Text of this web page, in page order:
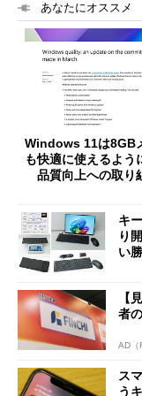
あなたにオススメ
Windows 11は8GB
も快適に使えるよう
品質向上への取り
キ
り
い
【
者
AD（
ス
う